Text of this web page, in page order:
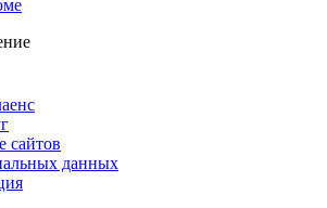
сайтов
данных